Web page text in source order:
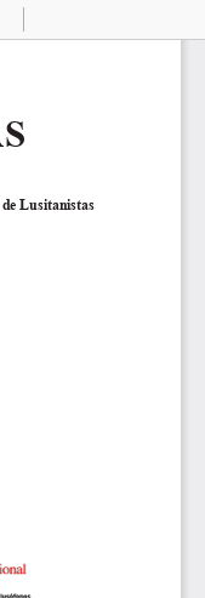
Zoom
Lusitanistas